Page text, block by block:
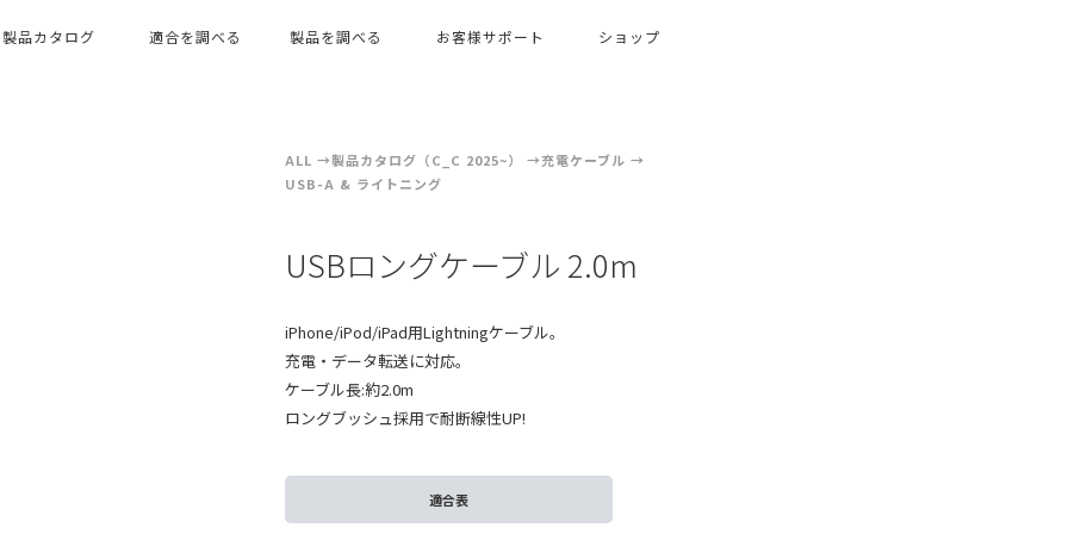
製品カタログ 適合を調べる 製品を調べる お客様サポート ショップ
ALL 製品カタログ（C_C 2025~）
充電ケーブル
USB-A & ライトニング
USBロングケーブル 2.0m
iPhone/iPod/iPad用Lightningケーブル。
充電・データ転送に対応。
ケーブル長:約2.0m
ロングブッシュ採用で耐断線性UP!
適合表